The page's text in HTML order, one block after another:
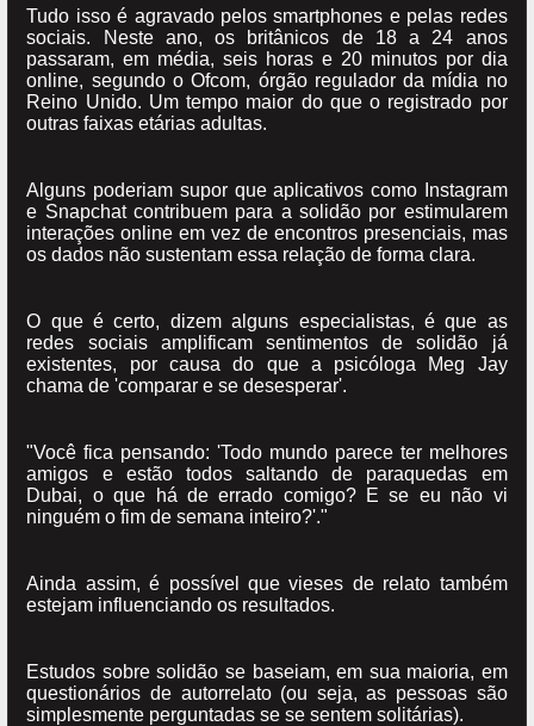
Tudo isso é agravado pelos smartphones e pelas redes
sociais. Neste ano, os britânicos de 18 a 24 anos
passaram, em média, seis horas e 20 minutos por dia
online, segundo o Ofcom, órgão regulador da mídia no
Reino Unido. Um tempo maior do que o registrado por
outras faixas etárias adultas.
Alguns poderiam supor que aplicativos como Instagram
e Snapchat contribuem para a solidão por estimularem
interações online em vez de encontros presenciais, mas
os dados não sustentam essa relação de forma clara.
O que é certo, dizem alguns especialistas, é que as
redes sociais amplificam sentimentos de solidão já
existentes, por causa do que a psicóloga Meg Jay
chama de 'comparar e se desesperar'.
"Você fica pensando: 'Todo mundo parece ter melhores
amigos e estão todos saltando de paraquedas em
Dubai, o que há de errado comigo? E se eu não vi
ninguém o fim de semana inteiro?'."
Ainda assim, é possível que vieses de relato também
estejam influenciando os resultados.
Estudos sobre solidão se baseiam, em sua maioria, em
questionários de autorrelato (ou seja, as pessoas são
simplesmente perguntadas se se sentem solitárias).